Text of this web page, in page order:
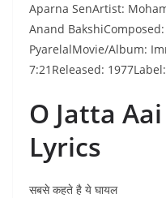
Aparna SenArtist:
Anand
PyarelalMovie/Album:
7:21Released:
O Jatta
Lyrics
सबसे कहते है ये घायल